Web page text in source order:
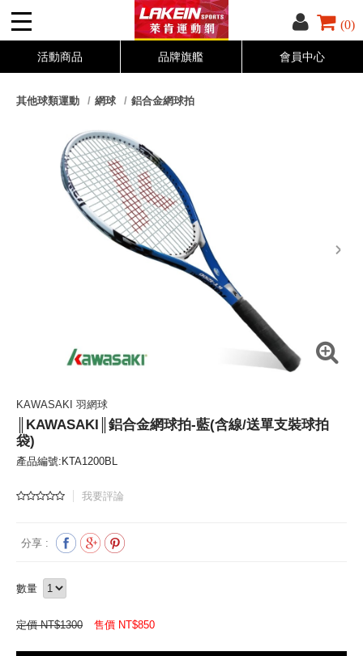
(0)
活動商品 品牌旗艦 會員中心
其他球類運動 網球 鋁合金網球拍
next
KAWASAKI 羽網球
║KAWASAKI║鋁合金網球拍-藍(含線/送單支裝球拍
袋)
產品編號:KTA1200BL
我要評論
分享 :
數量
定價 NT$1300 售價 NT$850